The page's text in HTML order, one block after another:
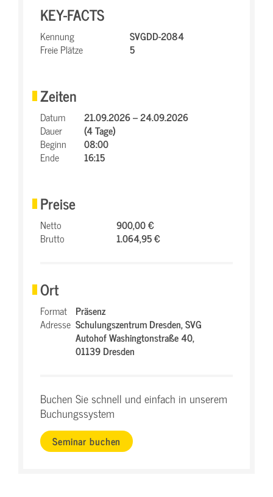
KEY-FACTS
Kennung
SVGDD-2084
Freie Plätze
5
Zeiten
Datum
21.09.2026 – 24.09.2026
Dauer
(4 Tage)
Beginn
08:00
Ende
16:15
Preise
Netto
900,00 €
Brutto
1.064,95 €
Ort
Format Präsenz
Adresse Schulungszentrum Dresden,SVG
Autohof Washingtonstraße 40,
01139 Dresden
Buchen Sie schnell und einfach in unserem
Buchungssystem
Seminar buchen